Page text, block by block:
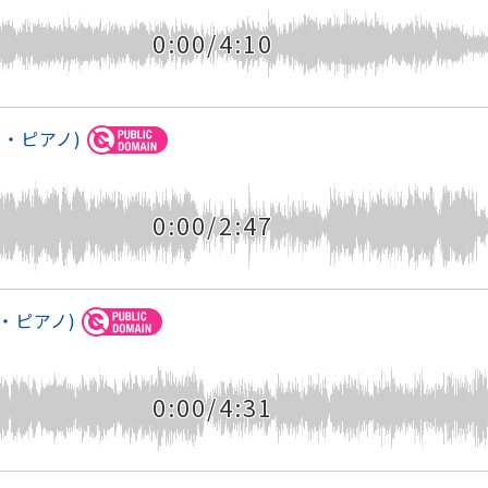
0:00/4:10
ピアノ)
0:00/2:47
ピアノ)
0:00/4:31